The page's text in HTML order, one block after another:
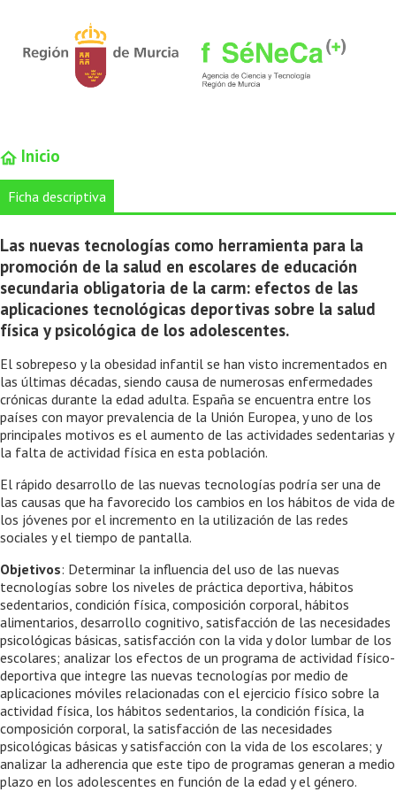
Inicio
Ficha descriptiva
Las nuevas tecnologías como herramienta para la
promoción de la salud en escolares de educación
secundaria obligatoria de la carm: efectos de las
aplicaciones tecnológicas deportivas sobre la salud
física y psicológica de los adolescentes.
El sobrepeso y la obesidad infantil se han visto incrementados en
las últimas décadas, siendo causa de numerosas enfermedades
crónicas durante la edad adulta. España se encuentra entre los
países con mayor prevalencia de la Unión Europea, y uno de los
principales motivos es el aumento de las actividades sedentarias y
la falta de actividad física en esta población.
El rápido desarrollo de las nuevas tecnologías podría ser una de
las causas que ha favorecido los cambios en los hábitos de vida de
los jóvenes por el incremento en la utilización de las redes
sociales y el tiempo de pantalla.
Objetivos: Determinar la influencia del uso de las nuevas
tecnologías sobre los niveles de práctica deportiva, hábitos
sedentarios, condición física, composición corporal, hábitos
alimentarios, desarrollo cognitivo, satisfacción de las necesidades
psicológicas básicas, satisfacción con la vida y dolor lumbar de los
escolares; analizar los efectos de un programa de actividad físico-
deportiva que integre las nuevas tecnologías por medio de
aplicaciones móviles relacionadas con el ejercicio físico sobre la
actividad física, los hábitos sedentarios, la condición física, la
composición corporal, la satisfacción de las necesidades
psicológicas básicas y satisfacción con la vida de los escolares; y
analizar la adherencia que este tipo de programas generan a medio
plazo en los adolescentes en función de la edad y el género.